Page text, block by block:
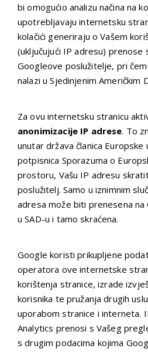
bi omogućio analizu načina na
upotrebljavaju internetsku
kolačići generiraju o Vašem
(uključujući IP adresu) prenose
Googleove poslužitelje, pri
nalazi u Sjedinjenim Američkim
Za ovu internetsku stranicu
anonimizacije IP adrese. To
unutar država članica Europske
potpisnica Sporazuma o
prostoru, Vašu IP adresu
poslužitelj. Samo u iznimnim
adresa može biti prenesena
u SAD-u i tamo skraćena.
Google koristi prikupljene
operatora ove internetske
korištenja stranice, izrade
korisnika te pružanja drugih
uporabom stranice i interneta.
Analytics prenosi s Vašeg
s drugim podacima kojima